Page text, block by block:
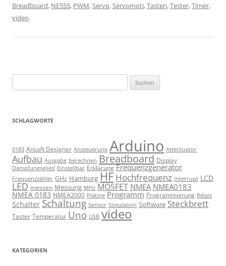
Breadboard, NE555, PWM,Servo,Servomoti,Tasten,Tester,Timer,
video.
nach:
SCHLAGWORTE
0183 Ansoft Designer Ansteuerung Arduino Attentuator
Aufbau Ausgabe berechnen Breadboard Display
Dämpfungsglied Einstellbar Erklärung Frequenzgenerator
Frequenzzähler GHz Hamburg HF Hochfrequenz Interrupt LCD
LED messen Messung MHz MOSFET NMEA NMEA0183
NMEA 0183 NMEA2000 Platine Programm Programmierung Relais
Schalter Schaltung Sensor Simulation Software Steckbrett
Taster Temperatur Uno USB video
KATEGORIEN